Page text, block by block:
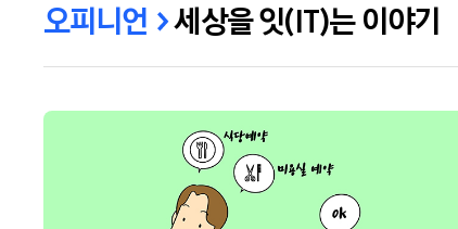
오피니언 세상을 잇(IT)는 이야기